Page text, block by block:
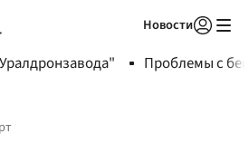
Новости
Проблемы с